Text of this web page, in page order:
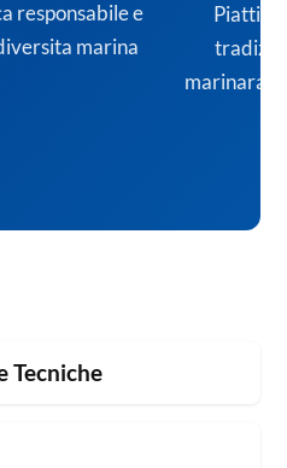
responsabile e
marina
Piatti
marinara
Tecniche